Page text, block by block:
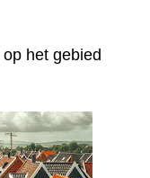
het gebied